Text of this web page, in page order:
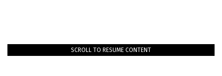
SCROLL TO RESUME CONTENT